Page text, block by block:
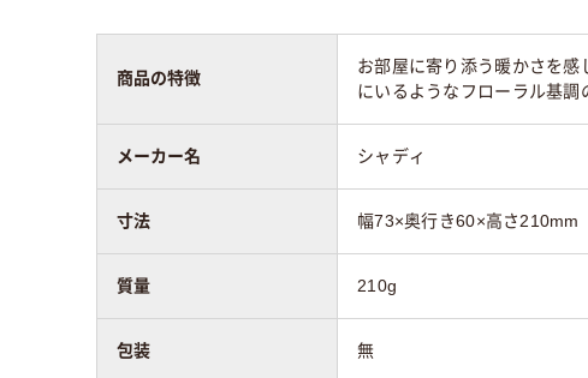
商品の特徴
お部屋に寄り添う暖かさを感
にいるようなフローラル基調
メーカー名 シャディ
寸法 幅73×奥行き60×高さ210mm
質量 210g
包装 無